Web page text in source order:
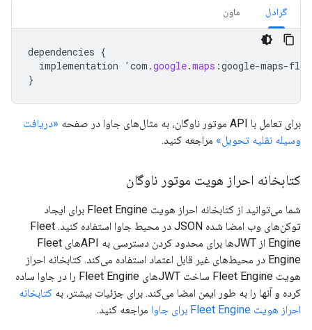
گرادل ماون
dependencies {
implementation
' com .google.maps :google-maps-
}
برای تعامل با API موتور ناوگان، به مثال‌های جاوا در صفحه
«دریافت
وسیله نقلیه تحویل» مراجعه کنید.
کتابخانه احراز هویت موتور ناوگان
شما می‌توانید از کتابخانه احراز هویت Fleet Engine برای ایجاد
توکن‌های وب امضا شده JSON در محیط جاوا استفاده کنید. Fleet
Engine از JWTها برای محدود کردن دسترسی به APIهای Fleet
Engine در محیط‌های غیر قابل اعتماد استفاده می‌کند. کتابخانه احراز
هویت Fleet Engine ساخت JWTهای Fleet Engine را در جاوا ساده
کرده و آنها را به طور ایمن امضا می‌کند. برای جزئیات بیشتر، به کتابخانه
احراز هویت Fleet Engine برای جاوا
مراجعه کنید.